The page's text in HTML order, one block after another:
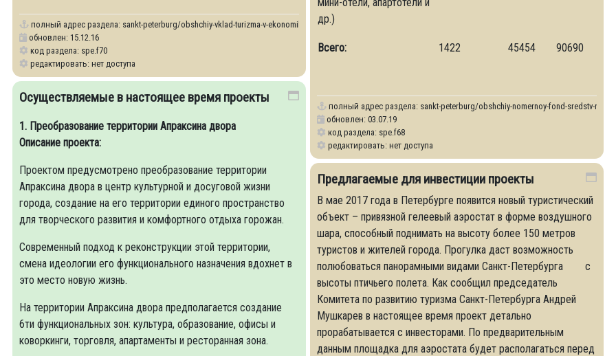
др.)
Всего: 1422 45454 90690
полный адрес раздела: sankt-peterburg/obshchiy-nomernoy-fond-sredstv-
обновлен: 03.07.19
код раздела: spe.f68
редактировать: нет доступа
полный адрес раздела: sankt-peterburg/obshchiy-vklad-turizma-v-ekonomiku
обновлен: 15.12.16
код раздела: spe.f70
редактировать: нет доступа
Осуществляемые в настоящее время проекты
1. Преобразование территории Апраксина двора
Описание проекта:
Проектом предусмотрено преобразование территории
Апраксина двора в центр культурной и досуговой жизни
города, создание на его территории единого пространство
для творческого развития и комфортного отдыха горожан.
Современный подход к реконструкции этой территории,
смена идеологии его функционального назначения вдохнет в
это место новую жизнь.
На территории Апраксина двора предполагается создание
6ти функциональных зон: культура, образование, офисы и
коворкинги, торговля, апартаменты и ресторанная зона.
Предлагаемые для инвестиции проекты
В мае 2017 года в Петербурге появится новый туристический
объект – привязной гелеевый аэростат в форме воздушного
шара, способный поднимать на высоту более 150 метров
туристов и жителей города. Прогулка даст возможность
полюбоваться панорамными видами Санкт-Петербурга с
высоты птичьего полета. Как сообщил председатель
Комитета по развитию туризма Санкт-Петербурга Андрей
Мушкарев в настоящее время проект детально
прорабатывается с инвесторами. По предварительным
данным площадка для аэростата будет располагаться перед